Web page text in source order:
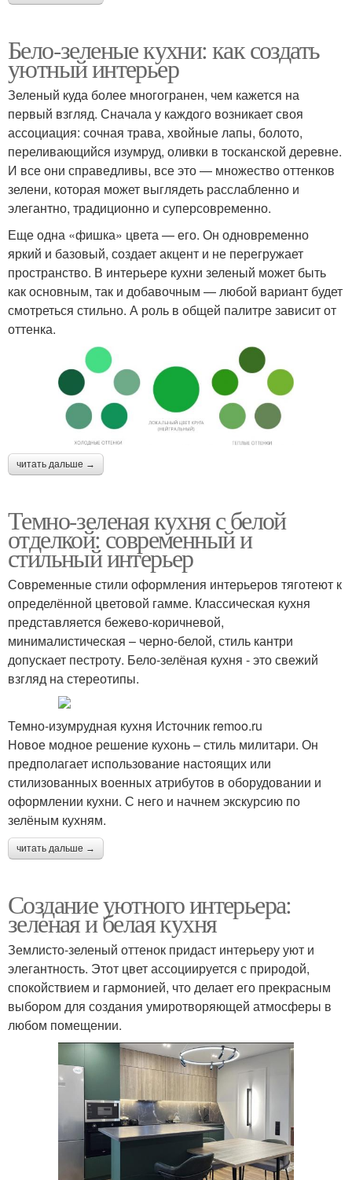
Бело-зеленые кухни: как создать
уютный интерьер
Зеленый куда более многогранен, чем кажется на
первый взгляд. Сначала у каждого возникает своя
ассоциация: сочная трава, хвойные лапы, болото,
переливающийся изумруд, оливки в тосканской деревне.
И все они справедливы, все это — множество оттенков
зелени, которая может выглядеть расслабленно и
элегантно, традиционно и суперсовременно.
Еще одна «фишка» цвета — его. Он одновременно
яркий и базовый, создает акцент и не перегружает
пространство. В интерьере кухни зеленый может быть
как основным, так и добавочным — любой вариант будет
смотреться стильно. А роль в общей палитре зависит от
оттенка.
читать дальше →
Темно-зеленая кухня с белой
отделкой: современный и
стильный интерьер
Современные стили оформления интерьеров тяготеют к
определённой цветовой гамме. Классическая кухня
представляется бежево-коричневой,
минималистическая – черно-белой, стиль кантри
допускает пестроту. Бело-зелёная кухня - это свежий
взгляд на стереотипы.
Темно-изумрудная кухня Источник remoo.ru
Новое модное решение кухонь – стиль милитари. Он
предполагает использование настоящих или
стилизованных военных атрибутов в оборудовании и
оформлении кухни. С него и начнем экскурсию по
зелёным кухням.
читать дальше →
Создание уютного интерьера:
зеленая и белая кухня
Землисто-зеленый оттенок придаст интерьеру уют и
элегантность. Этот цвет ассоциируется с природой,
спокойствием и гармонией, что делает его прекрасным
выбором для создания умиротворяющей атмосферы в
любом помещении.